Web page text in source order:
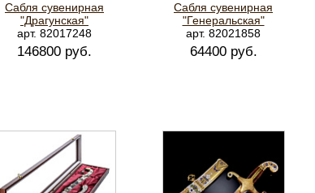
Сабля сувенирная
"Драгунская"
арт. 82017248
146800 руб.
Сабля сувенирная
"Генеральская"
арт. 82021858
64400 руб.